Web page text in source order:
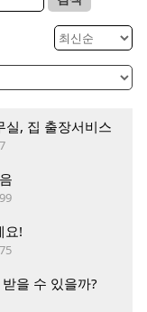
실, 집 출장서비스
요!
을 수 있을까?